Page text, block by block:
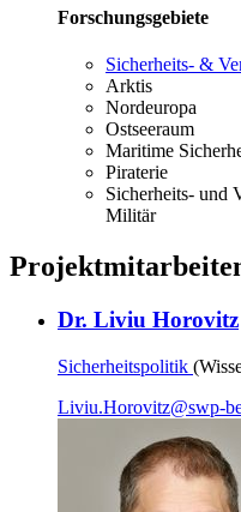
Forschungsgebiete
Sicherheits- &
Arktis
Nordeuropa
Ostseeraum
Maritime
Piraterie
Sicherheits- und
Militär
Dr. Liviu Horovitz
Sicherheitspolitik
Liviu.Horovitz@swp-